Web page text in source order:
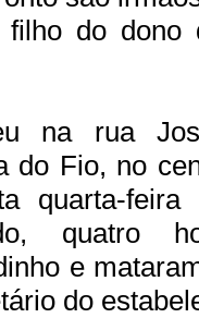
do dono
na rua
do Fio, no
quarta-feira
quatro
e
do